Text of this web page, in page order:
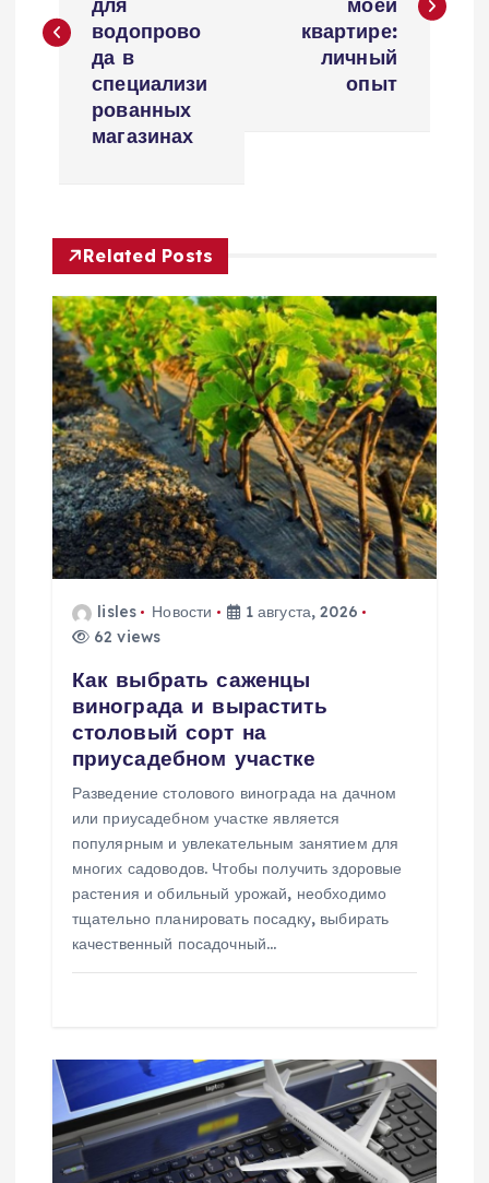
в
ц
и
я
п
о
з
а
водопрово
да в
специализи
рованных
магазинах
квартире:
личный
опыт
Related Posts
lisles Новости
1 августа, 2026
62 views
Как выбрать саженцы
винограда и вырастить
столовый сорт на
приусадебном участке
Разведение столового винограда на дачном
или приусадебном участке является
популярным и увлекательным занятием для
многих садоводов. Чтобы получить здоровые
растения и обильный урожай, необходимо
тщательно планировать посадку, выбирать
качественный посадочный…